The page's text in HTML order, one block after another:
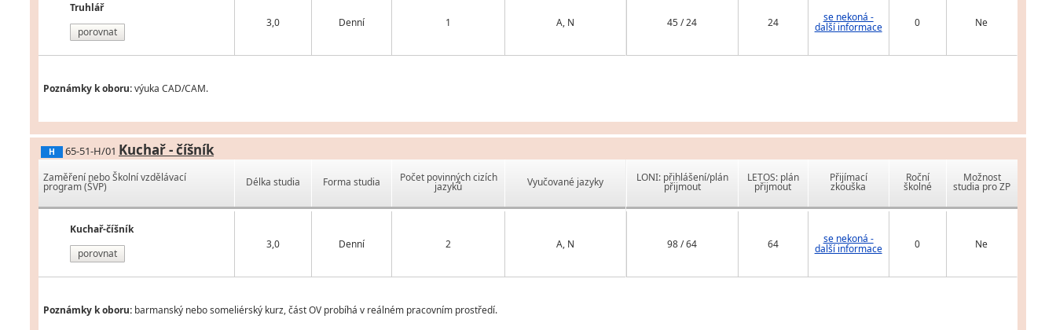
Truhlář
porovnat
3,0 Denní 1 A, N 45 / 24 24 se nekoná -
další informace 0 Ne
Poznámky k oboru:výuka CAD/CAM.
H 65-51-H/01 Kuchař - číšník
Zaměření nebo Školní vzdělávací
program (ŠVP)
Kuchař-číšník
porovnat
Délka studia Forma studia Počet povinných cizích
jazyků Vyučované jazyky
3,0 Denní 2 A, N
LONI: přihlášení/plán
přijmout
LETOS: plán
přijmout
Přijímací
zkouška
Roční
školné
Možnost
studia pro ZP
98 / 64 64 se nekoná -
další informace 0 Ne
Poznámky k oboru: barmanský nebo someliérský kurz, část OV probíhá v reálném pracovním prostředí.